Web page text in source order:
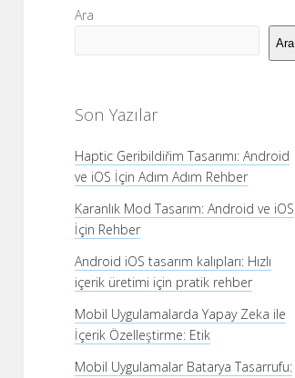
Yan
Menü
Ara
Ara
Son Yazılar
Haptic Geribildiřim Tasarımı: Android
ve iOS İçin Adım Adım Rehber
Karanlık Mod Tasarım: Android ve iOS
İçin Rehber
Android iOS tasarım kalıpları: Hızlı
içerik üretimi için pratik rehber
Mobil Uygulamalarda Yapay Zeka ile
İçerik Özelleştirme: Etik
Mobil Uygulamalar Batarya Tasarrufu: